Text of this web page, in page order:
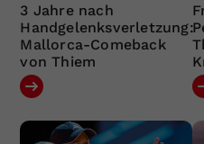
3 Jahre nach
Handgelenksverletzung:
Mallorca-Comeback
von Thiem